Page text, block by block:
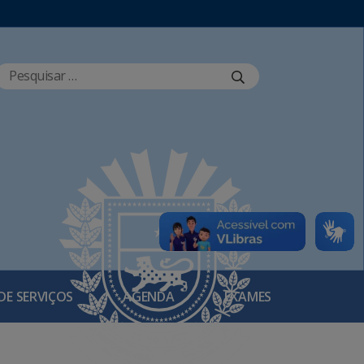
SERVIÇOS AGENDA EXAMES